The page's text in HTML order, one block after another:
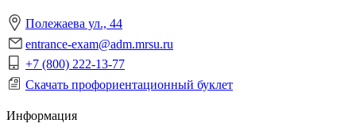
Полежаева ул., 44
entrance-exam@adm.mrsu.ru
+7 (800) 222-13-77
Скачать профориентационный буклет
Информация